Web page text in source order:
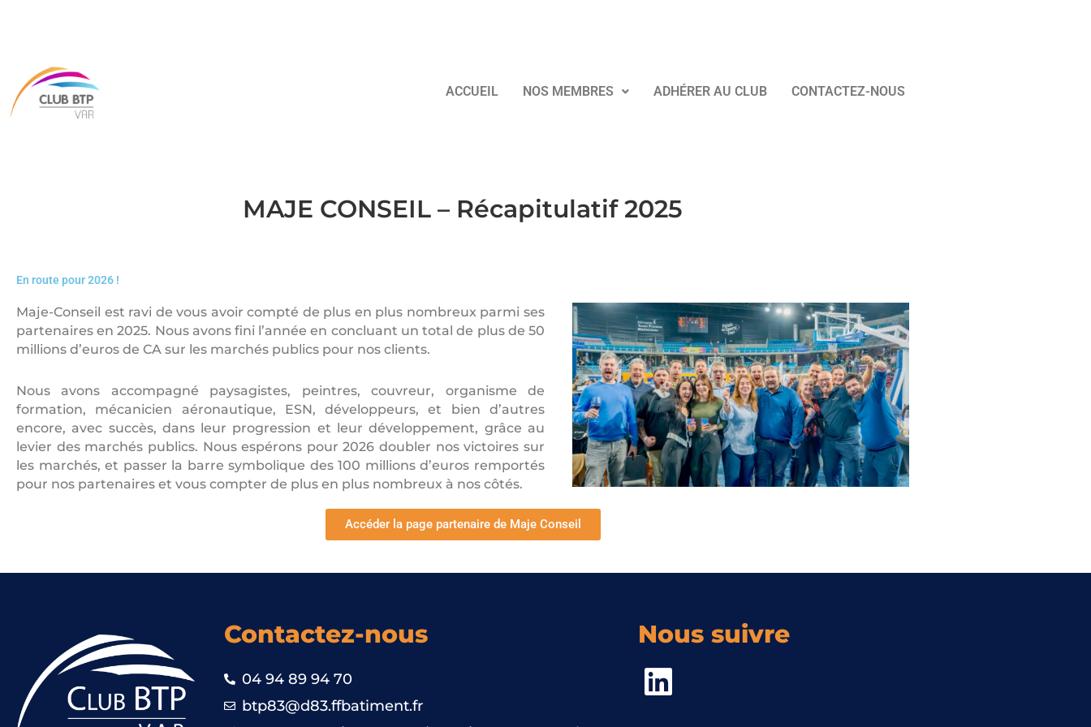
ACCUEIL NOS MEMBRES ADHÉRER AU CLUB CONTACTEZ-NOUS
MAJE CONSEIL – Récapitulatif 2025
En route pour 2026 !
Maje-Conseil est ravi de vous avoir compté de plus en plus nombreux parmi ses
partenaires en 2025. Nous avons fini l’année en concluant un total de plus de 50
millions d’euros de CA sur les marchés publics pour nos clients.
Nous avons accompagné paysagistes, peintres, couvreur, organisme de
formation, mécanicien aéronautique, ESN, développeurs, et bien d’autres
encore, avec succès, dans leur progression et leur développement, grâce au
levier des marchés publics. Nous espérons pour 2026 doubler nos victoires sur
les marchés, et passer la barre symbolique des 100 millions d’euros remportés
pour nos partenaires et vous compter de plus en plus nombreux à nos côtés.
Accéder la page partenaire de Maje Conseil
Contactez-nous
04 94 89 94 70
btp83@d83.ffbatiment.fr
Nous suivre